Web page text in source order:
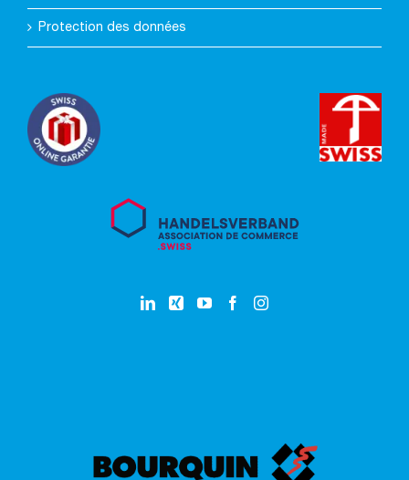
Protection des données